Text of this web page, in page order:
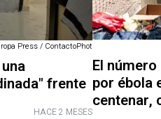
Press / ContactoPhot
frente
HACE 2 MESES
El
por ébola
centenar,